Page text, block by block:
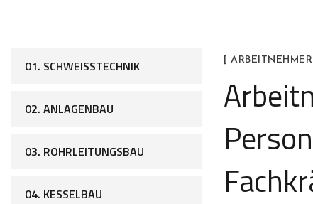
01. SCHWEISSTECHNIK
02. ANLAGENBAU
03. ROHRLEITUNGSBAU
04. KESSELBAU
[